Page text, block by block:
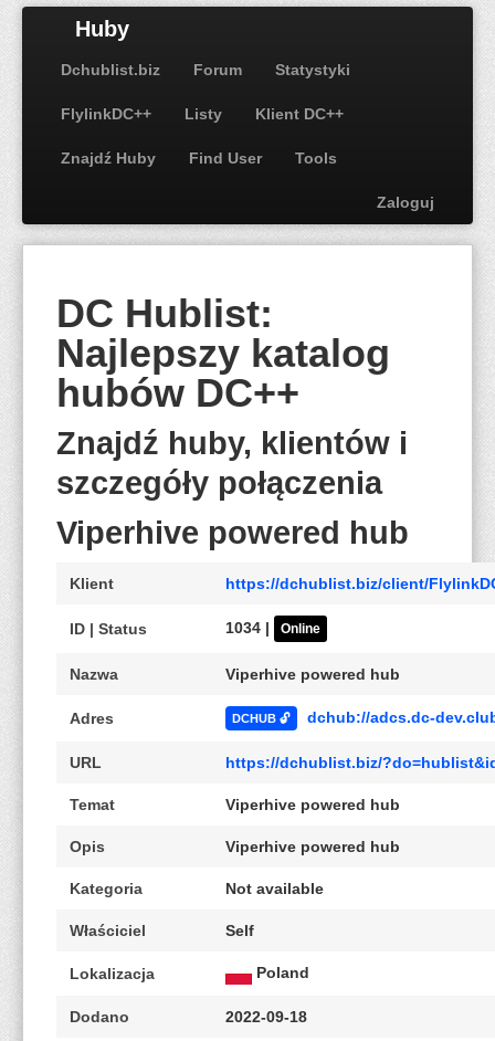
Huby
Dchublist.biz Forum Statystyki
FlylinkDC++ Listy Klient DC++
Znajdź Huby Find User Tools
Zaloguj
DC Hublist:
Najlepszy katalog
hubów DC++
Znajdź huby, klientów i
szczegóły połączenia
Viperhive powered hub
Klient https://dchublist.biz/client/
ID | Status 1034 | Online
Nazwa Viperhive powered hub
Adres DCHUB 🔓 dchub://adcs.dc-
URL https://dchublist.biz/
Temat Viperhive powered hub
Opis Viperhive powered hub
Kategoria Not available
Właściciel Self
Lokalizacja Poland
Dodano 2022-09-18